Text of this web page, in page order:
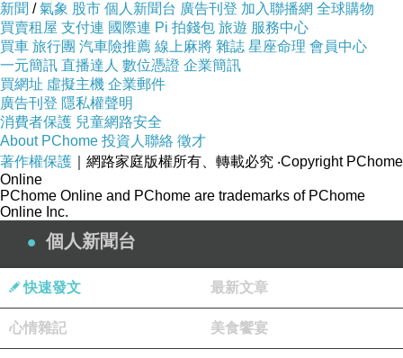
新聞 /氣象 股市 個人新聞台 廣告刊登 加入聯播網 全球購物
買賣租屋 支付連 國際連 Pi 拍錢包 旅遊 服務中心
買車 旅行團 汽車險推薦 線上麻將 雜誌 星座命理 會員中心
一元簡訊 直播達人 數位憑證 企業簡訊
買網址 虛擬主機 企業郵件
廣告刊登 隱私權聲明
消費者保護 兒童網路安全
About PChome 投資人聯絡 徵才
著作權保護 ｜網路家庭版權所有、轉載必究 ‧Copyright PChome
Online
PChome Online and PChome are trademarks of PChome
Online Inc.
個人新聞台
快速發文 最新文章
心情雜記 美食饗宴